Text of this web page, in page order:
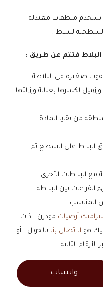
منظفات معتدلة
للبلاط .
فتتم عن طريق :
صغيرة في البلاطة
لكسرها بعناية وإزالتها
من بقايا المادة
البلاط على السطح ثم
مع البلاطات الأخرى.
الفراغات بين البلاطة
المناسب.
أرضيات مودرن ، ذات
هو الاتصال بنا بالجوال ، أو
التالية :
واتساب